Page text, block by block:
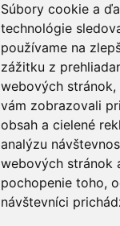
Súbory cookie a
technológie
používame na
zážitku z
webových stránok,
vám zobrazovali
obsah a cielené
analýzu
webových stránok
pochopenie toho,
návštevníci